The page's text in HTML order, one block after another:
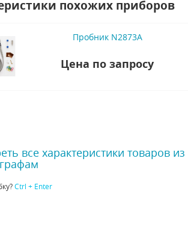
похожих приборов
Пробник N2873A
Цена по запросу
все характеристики товаров
Ctrl + Enter